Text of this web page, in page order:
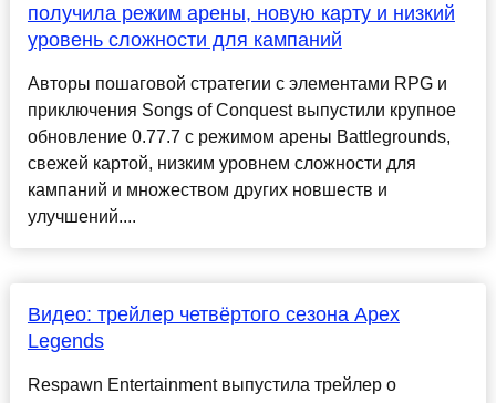
получила режим арены, новую карту и низкий
уровень сложности для кампаний
Авторы пошаговой стратегии с элементами RPG и
приключения Songs of Conquest выпустили крупное
обновление 0.77.7 с режимом арены Battlegrounds,
свежей картой, низким уровнем сложности для
кампаний и множеством других новшеств и
улучшений....
Видео: трейлер четвёртого сезона Apex
Legends
Respawn Entertainment выпустила трейлер о